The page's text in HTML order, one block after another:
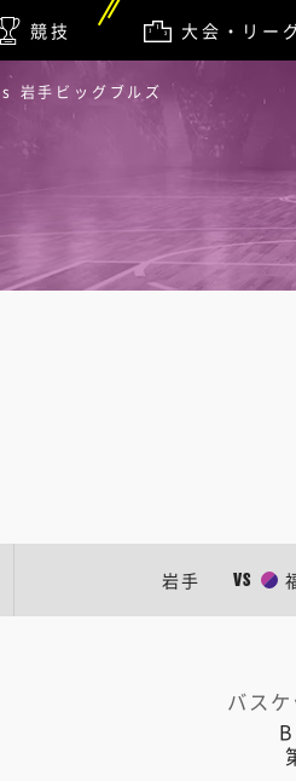
競技 大会・リー
岩手ビッグブルズ
岩手 VS
バス